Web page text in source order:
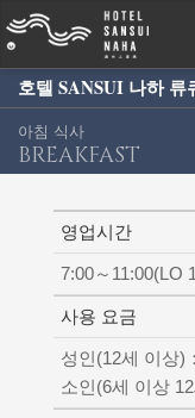
호텔 SANSUI 나하 류
아침 식사
BREAKFAST
영업시간
7:00～11:00(LO
사용 요금
성인(12세 이상)
소인(6세 이상